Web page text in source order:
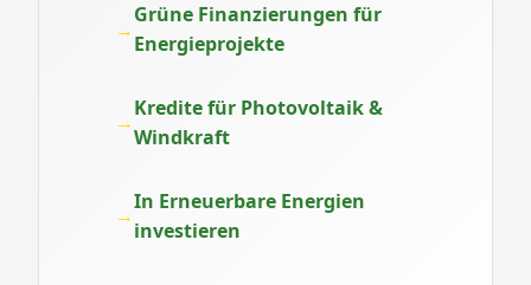
Grüne Finanzierungen für
Energieprojekte
Kredite für Photovoltaik &
Windkraft
In Erneuerbare Energien
investieren